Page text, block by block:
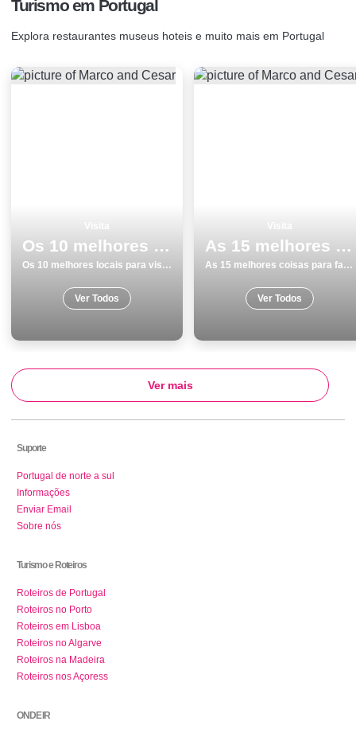
Turismo em Portugal
Explora restaurantes museus hoteis e muito mais em Portugal
Os 10 melhores locais para visitar em BraganÃ§a
Os 10 melhores locais para visitar em BraganÃ§a
Ver Todos
As 15 melhores coisas para fazer e visitar em PÃ³voa de Varzim
As 15 melhores coisas para fazer e visitar em PÃ³voa de Varzim
Ver Todos
Ver mais
Suporte
Portugal de norte a sul
Informações
Enviar Email
Sobre nós
Turismo e Roteiros
Roteiros de Portugal
Roteiros no Porto
Roteiros em Lisboa
Roteiros no Algarve
Roteiros na Madeira
Roteiros nos Açoress
ONDE IR